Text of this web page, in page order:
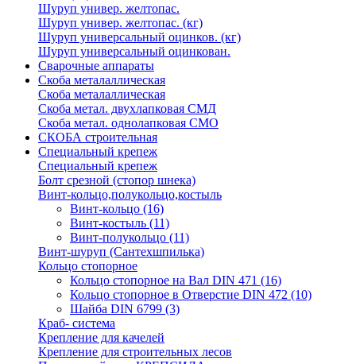
Шуруп универ. желтопас.
Шуруп универ. желтопас. (кг)
Шуруп универсальный оцинков. (кг)
Шуруп универсальный оцинкован.
Сварочные аппараты
Скоба металаллическая
Скоба металаллическая
Скоба метал. двухлапковая СМД
Скоба метал. однолапковая СМО
СКОБА строительная
Специальный крепеж
Специальный крепеж
Болт срезной (стопор шнека)
Винт-кольцо,полукольцо,костыль
Винт-кольцо (16)
Винт-костыль (11)
Винт-полукольцо (11)
Винт-шуруп (Сантехшпилька)
Кольцо стопорное
Кольцо cтопорное на Вал DIN 471 (16)
Кольцо стопорное в Отверстие DIN 472 (10)
Шайба DIN 6799 (3)
Краб- система
Крепление для качелей
Крепление для строительных лесов